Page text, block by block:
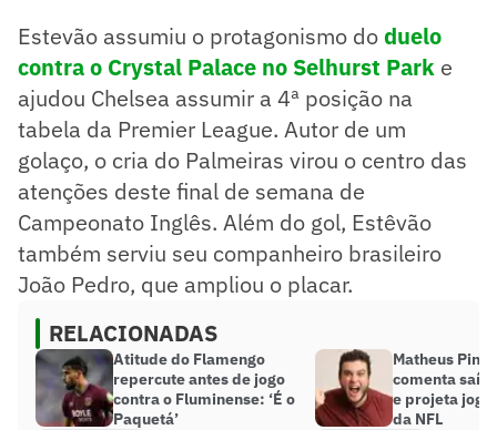
Estevão assumiu o protagonismo doduelo
contra o Crystal Palace no Selhurst Park e
ajudou Chelsea assumir a 4ª posição na
tabela da Premier League. Autor de um
golaço, o cria do Palmeiras virou o centro das
atenções deste final de semana de
Campeonato Inglês. Além do gol, Estêvão
também serviu seu companheiro brasileiro
João Pedro, que ampliou o placar.
RELACIONADAS
Atitude do Flamengo
repercute antes de jogo
contra o Fluminense: ‘É o
Paquetá’
Matheus
comenta
e projeta
da NFL